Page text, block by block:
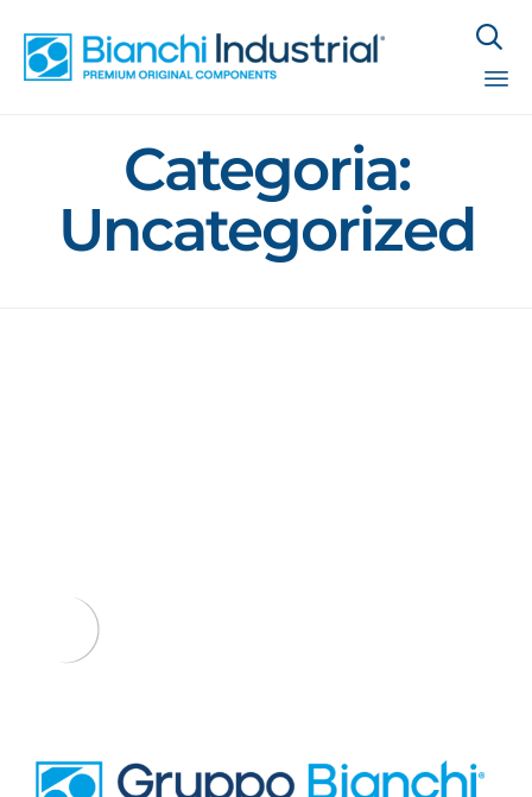

Categoria:
Uncategorized